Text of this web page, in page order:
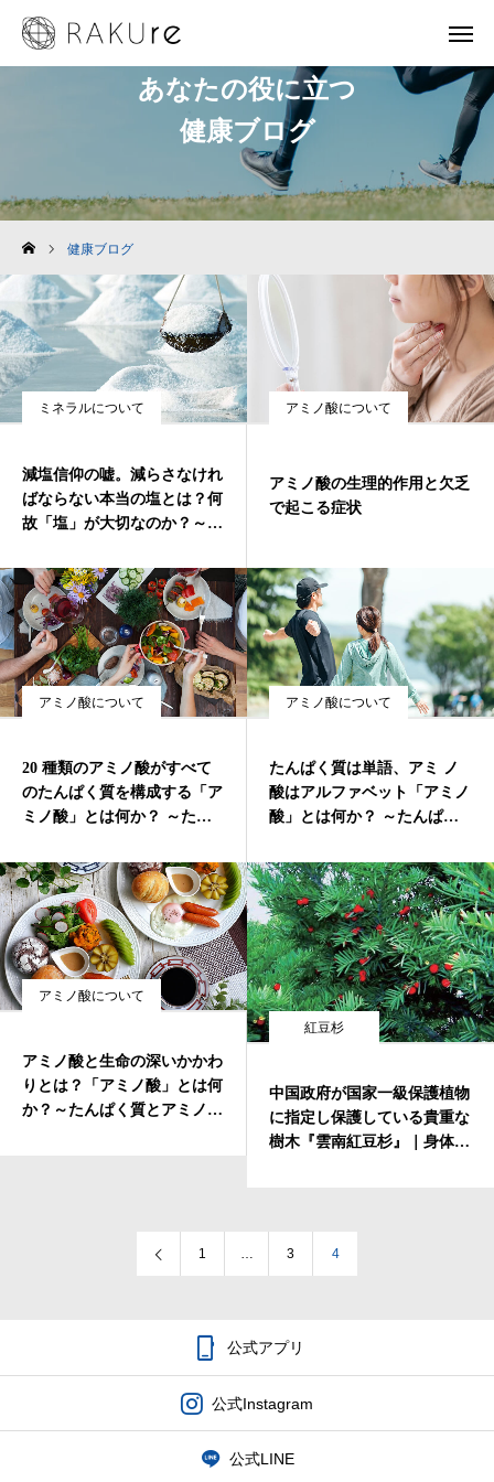
あなたの役に立つ
健康ブログ
健康ブログ
ミネラルについて
減塩信仰の嘘。減らさなけれ
ばならない本当の塩とは？何
故「塩」が大切なのか？～天
アミノ酸について
アミノ酸の生理的作用と欠乏
で起こる症状
アミノ酸について
20 種類のアミノ酸がすべて
のたんぱく質を構成する「ア
ミノ酸」とは何か？ ～たん
アミノ酸について
たんぱく質は単語、アミ ノ
酸はアルファベット「アミノ
酸」とは何か？ ～たんぱく
アミノ酸について
アミノ酸と生命の深いかかわ
りとは？「アミノ酸」とは何
か？～たんぱく質とアミノ酸
紅豆杉
中国政府が国家一級保護植物
に指定し保護している貴重な
樹木『雲南紅豆杉』｜身体の
1 … 3 4
 公式アプリ
公式Instagram
公式LINE
お問い合わせ
ホーム
現代の健康・美容環境
サロン施設紹介
通信販売
会社概要